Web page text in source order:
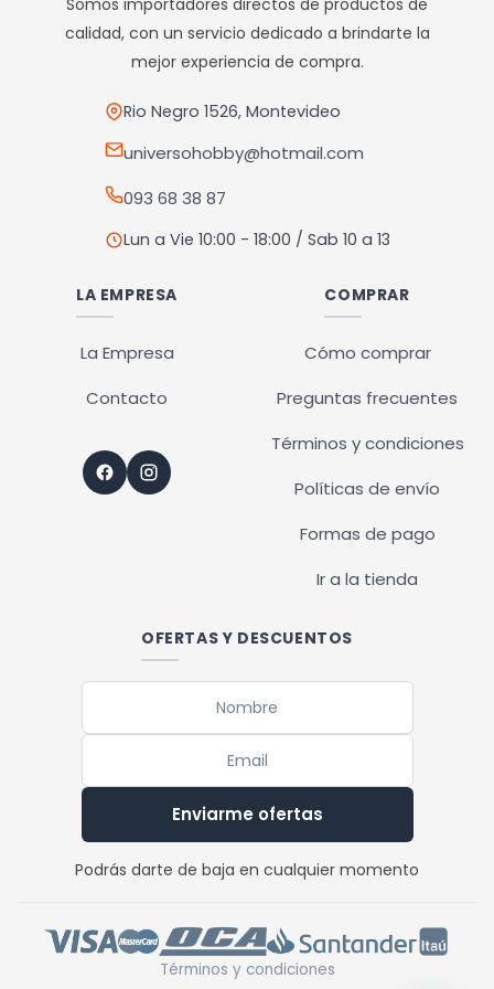
Somos importadores directos de productos de
calidad, con un servicio dedicado a brindarte la
mejor experiencia de compra.
Rio Negro 1526, Montevideo
universohobby@hotmail.com
093 68 38 87
Lun a Vie 10:00 - 18:00 / Sab 10 a 13
LA EMPRESA
La Empresa
Contacto
COMPRAR
Cómo comprar
Preguntas frecuentes
Términos y condiciones
Políticas de envío
Formas de pago
Ir a la tienda
OFERTAS Y DESCUENTOS
Enviarme ofertas
Podrás darte de baja en cualquier momento
Términos y condiciones